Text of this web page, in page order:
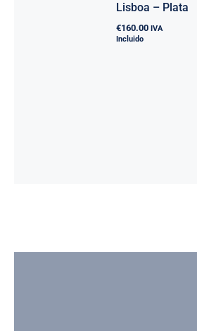
Lisboa – Plata
€160.00 IVA
Incluido